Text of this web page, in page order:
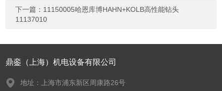
下一篇： 11150005哈恩库博HAHN+KOLB高性能钻头
11137010
鼎銮（上海）机电设备有限公司
地址：上海市浦东新区周康路26号